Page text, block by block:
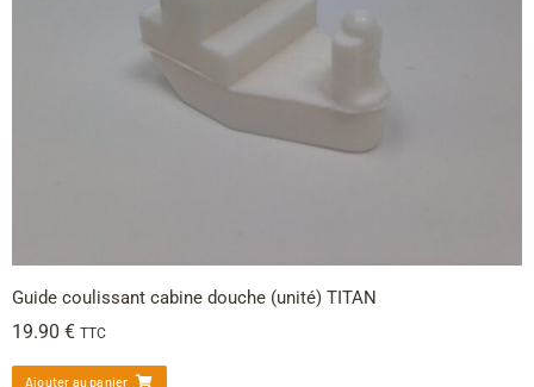
Guide coulissant cabine douche (unité) TITAN
19.90 € TTC
Ajouter au panier